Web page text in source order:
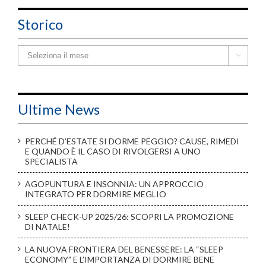
Storico
Storico 
Ultime News
PERCHÉ D’ESTATE SI DORME PEGGIO? CAUSE, RIMEDI
E QUANDO È IL CASO DI RIVOLGERSI A UNO
SPECIALISTA
AGOPUNTURA E INSONNIA: UN APPROCCIO
INTEGRATO PER DORMIRE MEGLIO
SLEEP CHECK-UP 2025/26: SCOPRI LA PROMOZIONE
DI NATALE!
LA NUOVA FRONTIERA DEL BENESSERE: LA “SLEEP
ECONOMY” E L’IMPORTANZA DI DORMIRE BENE